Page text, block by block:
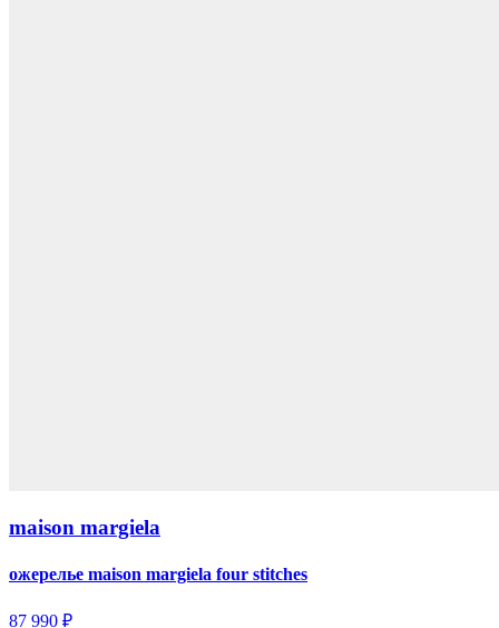
maison margiela
ожерелье maison margiela four stitches
87 990 ₽